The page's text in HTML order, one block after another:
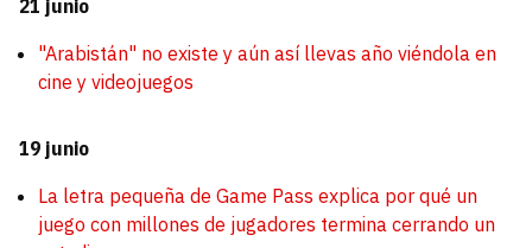
21 junio
"Arabistán" no existe y aún así llevas año viéndola en
cine y videojuegos
19 junio
La letra pequeña de Game Pass explica por qué un
juego con millones de jugadores termina cerrando un